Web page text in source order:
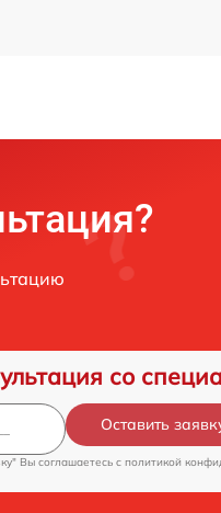
со
Оставить
Вы соглашаетесь c политикой